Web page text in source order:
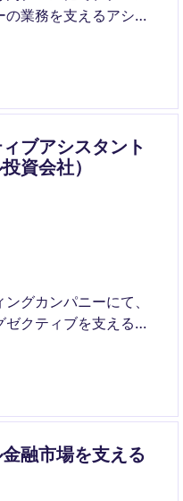
業務を支えるアシス
営を支える重要な役
ブアシスタント
資会社）
グカンパニーにて、
クティブを支えるエ
担当し、組織運営を
融市場を支える